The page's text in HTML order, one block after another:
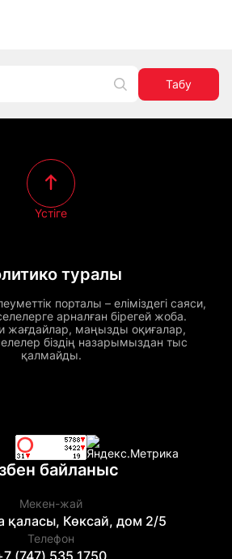
Табу
туралы
порталы – еліміздегі саяси,
арналған бірегей жоба.
жағдайлар, маңызды оқиғалар,
біздің назарымыздан тыс
қалмайды.
Үстіге
байланыс
Мекен-жай
қаласы, Көксай, дом 2/5
Телефон
(747) 535 1750